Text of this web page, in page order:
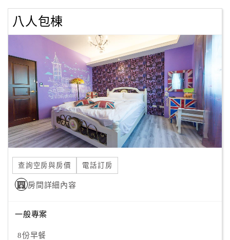
務
顧
客
滿
意
訂
單
管
理
員
八人包棟
查詢空房與房價 電話訂房
房間詳細內容
一般專案
8份早餐